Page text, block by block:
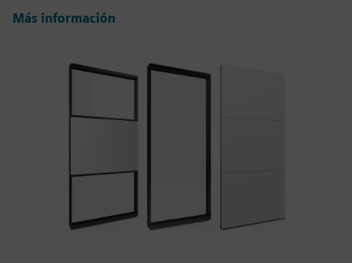
Más información